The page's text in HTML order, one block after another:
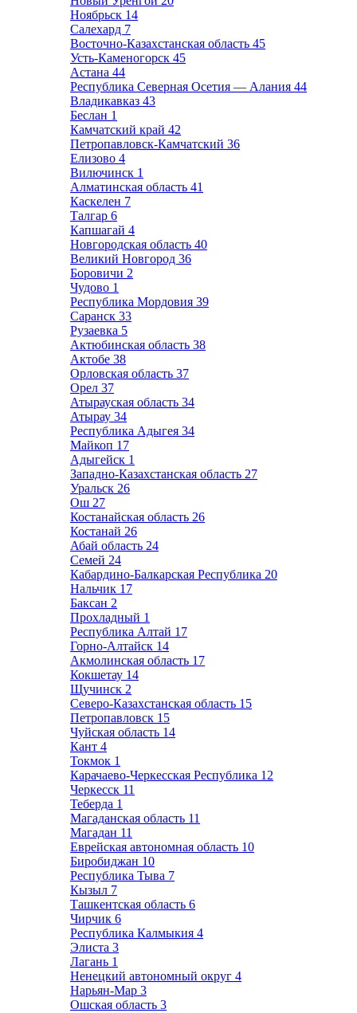
Ноябрьск 14
Салехард 7
Восточно-Казахстанская область 45
Усть-Каменогорск 45
Астана 44
Республика Северная Осетия — Алания 44
Владикавказ 43
Беслан 1
Камчатский край 42
Петропавловск-Камчатский 36
Елизово 4
Вилючинск 1
Алматинская область 41
Каскелен 7
Талгар 6
Капшагай 4
Новгородская область 40
Великий Новгород 36
Боровичи 2
Чудово 1
Республика Мордовия 39
Саранск 33
Рузаевка 5
Актюбинская область 38
Актобе 38
Орловская область 37
Орел 37
Атырауская область 34
Атырау 34
Республика Адыгея 34
Майкоп 17
Адыгейск 1
Западно-Казахстанская область 27
Уральск 26
Ош 27
Костанайская область 26
Костанай 26
Абай область 24
Семей 24
Кабардино-Балкарская Республика 20
Нальчик 17
Баксан 2
Прохладный 1
Республика Алтай 17
Горно-Алтайск 14
Акмолинская область 17
Кокшетау 14
Щучинск 2
Северо-Казахстанская область 15
Петропавловск 15
Чуйская область 14
Кант 4
Токмок 1
Карачаево-Черкесская Республика 12
Черкесск 11
Теберда 1
Магаданская область 11
Магадан 11
Еврейская автономная область 10
Биробиджан 10
Республика Тыва 7
Кызыл 7
Ташкентская область 6
Чирчик 6
Республика Калмыкия 4
Элиста 3
Лагань 1
Ненецкий автономный округ 4
Нарьян-Мар 3
Ошская область 3